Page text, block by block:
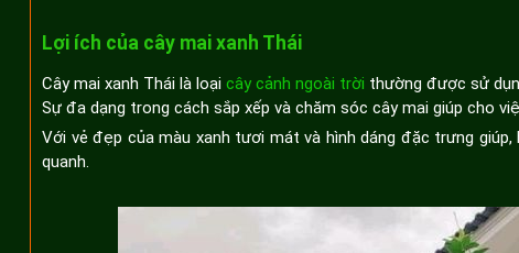
Lợi ích của cây mai xanh Thái
Cây mai xanh Thái là loại cây cảnh ngoài trời thường được sử
Sự đa dạng trong cách sắp xếp và chăm sóc cây mai giúp cho
Với vẻ đẹp của màu xanh tươi mát và hình dáng đặc trưng
quanh.